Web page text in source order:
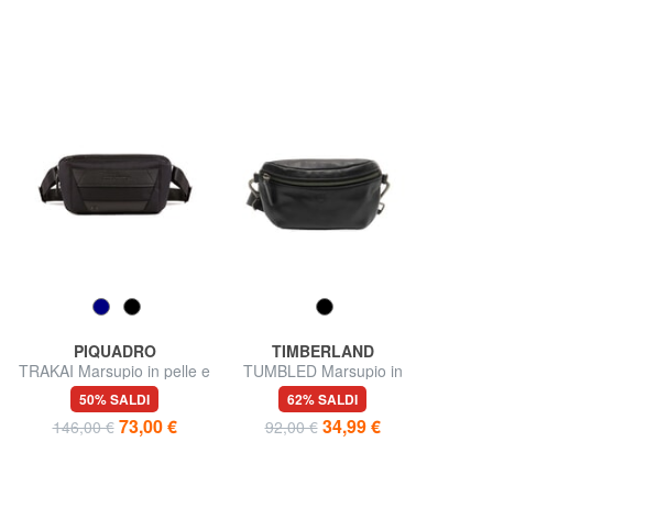
PIQUADRO
TRAKAI Marsupio in pelle e
tessuto
50% SALDI
146,00 € 73,00 €
TIMBERLAND
TUMBLED Marsupio in
pelle
62% SALDI
92,00 € 34,99 €